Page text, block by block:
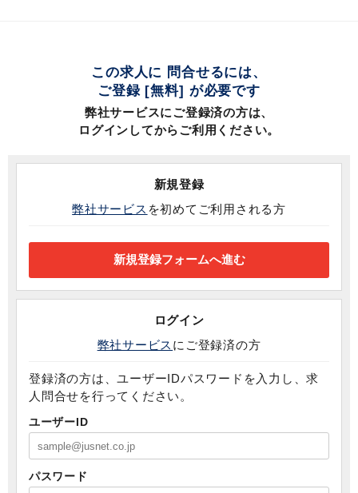
この求人に 問合せるには、
ご登録 [無料] が必要です
弊社サービスにご登録済の方は、
ログインしてからご利用ください。
新規登録
弊社サービス を初めてご利用される方
ログイン
弊社サービス にご登録済の方
登録済の方は、ユーザーIDパスワードを入力し、求
人問合せを行ってください。
ユーザーID
パスワード